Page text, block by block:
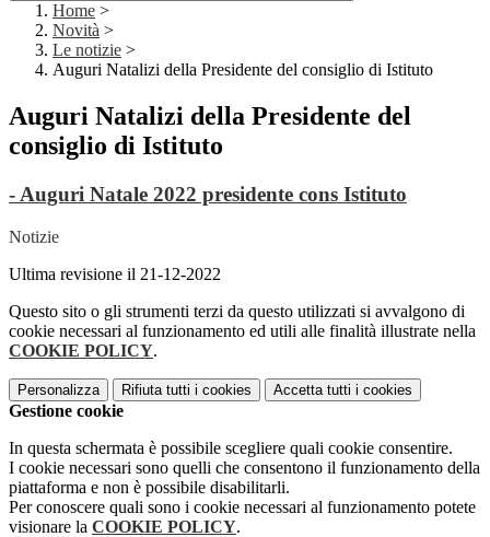
Home >
Novità >
Le notizie >
Auguri Natalizi della Presidente del consiglio di Istituto
Auguri Natalizi della Presidente del
consiglio di Istituto
- Auguri Natale 2022 presidente cons Istituto
Notizie
Ultima revisione il 21-12-2022
Questo sito o gli strumenti terzi da questo utilizzati si avvalgono di
cookie necessari al funzionamento ed utili alle finalità illustrate nella
COOKIE POLICY.
Personalizza Rifiuta tutti i cookies Accetta tutti i cookies
Gestione cookie
In questa schermata è possibile scegliere quali cookie consentire.
I cookie necessari sono quelli che consentono il funzionamento della
piattaforma e non è possibile disabilitarli.
Per conoscere quali sono i cookie necessari al funzionamento potete
visionare la COOKIE POLICY.